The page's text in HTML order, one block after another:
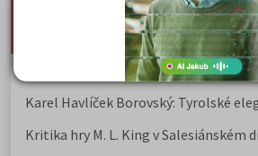
nejnovější seminárky, maturitní
Karel Hynek Mácha: Máj
Karel Havlíček Borovský: Tyrolské
Kritika hry M. L. King v Salesiánském